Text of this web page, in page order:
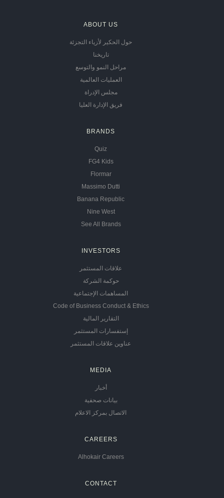
ABOUT US
حول الحكير لأزياء التجزئة
تاريخنا
مراحل النمو والتوسع
العمليات العالمية
مجلس الإدراة
فريق الإدارة العليا
BRANDS
Quiz
FG4 Kids
Flormar
Massimo Dutti
Banana Republic
Nine West
See All Brands
INVESTORS
علاقات المستثمر
حوكمة الشركة
المساهمات الإجتماعية
Code of Business Conduct & Ethics
التقارير المالية
إستفسارات المستثمر
عناوين علاقات المستثمر
MEDIA
أخبار
بيانات صحفية
الاتصال بمركز الاعلام
CAREERS
Alhokair Careers
CONTACT